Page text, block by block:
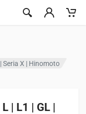
Seria X | Hinomoto
| L1 | GL |